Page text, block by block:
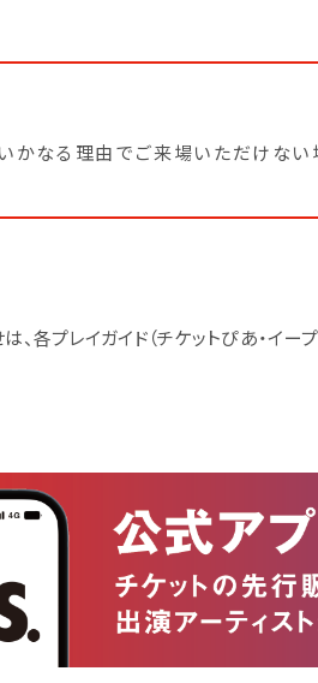
かなる理由でご来場いただけな
各プレイガイド（チケットぴあ・イー